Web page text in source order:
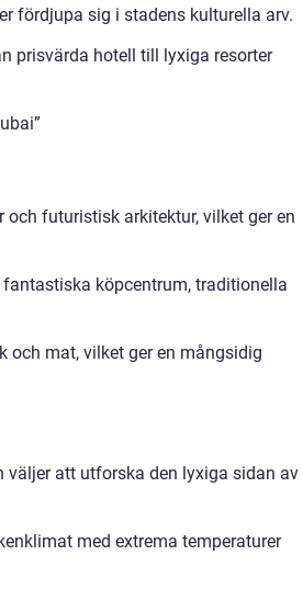
fördjupa sig i stadens kulturella arv.
prisvärda hotell till lyxiga resorter
futuristisk arkitektur, vilket ger en
köpcentrum, traditionella
och mat, vilket ger en mångsidig
väljer att utforska den lyxiga sidan av
med extrema temperaturer